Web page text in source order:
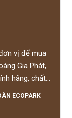
vị để mua
Gia Phát,
hãng, chất
ECOPARK